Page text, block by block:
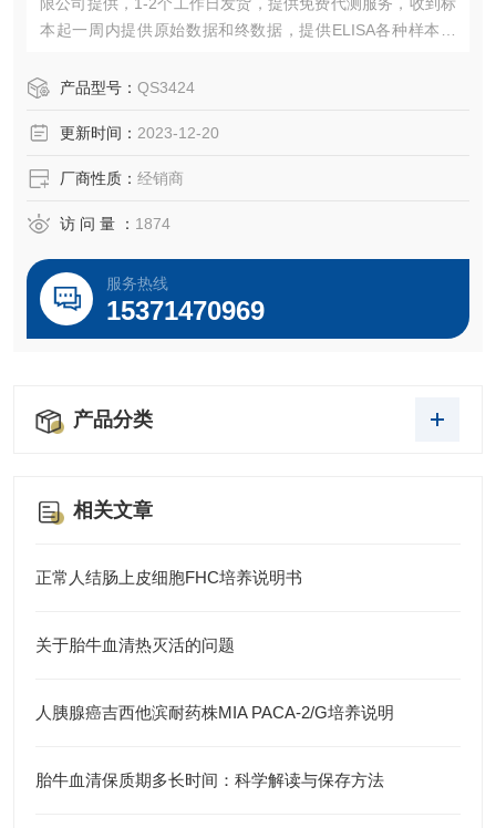
本起一周内提供原始数据和终数据，提供ELISA各种样本收
售后说明等
产品型号： QS3424
更新时间： 2023-12-20
厂商性质： 经销商
访 问 量 ： 1874
服务热线
15371470969
产品分类
相关文章
正常人结肠上皮细胞FHC培养说明书
关于胎牛血清热灭活的问题
人胰腺癌吉西他滨耐药株MIA PACA-2/G培养说明
胎牛血清保质期多长时间：科学解读与保存方法